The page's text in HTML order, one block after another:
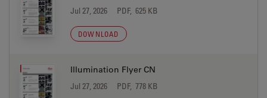
Jul 27, 2026 PDF, 625 KB
DOWNLOAD
Illumination Flyer CN
Jul 27, 2026 PDF, 778 KB